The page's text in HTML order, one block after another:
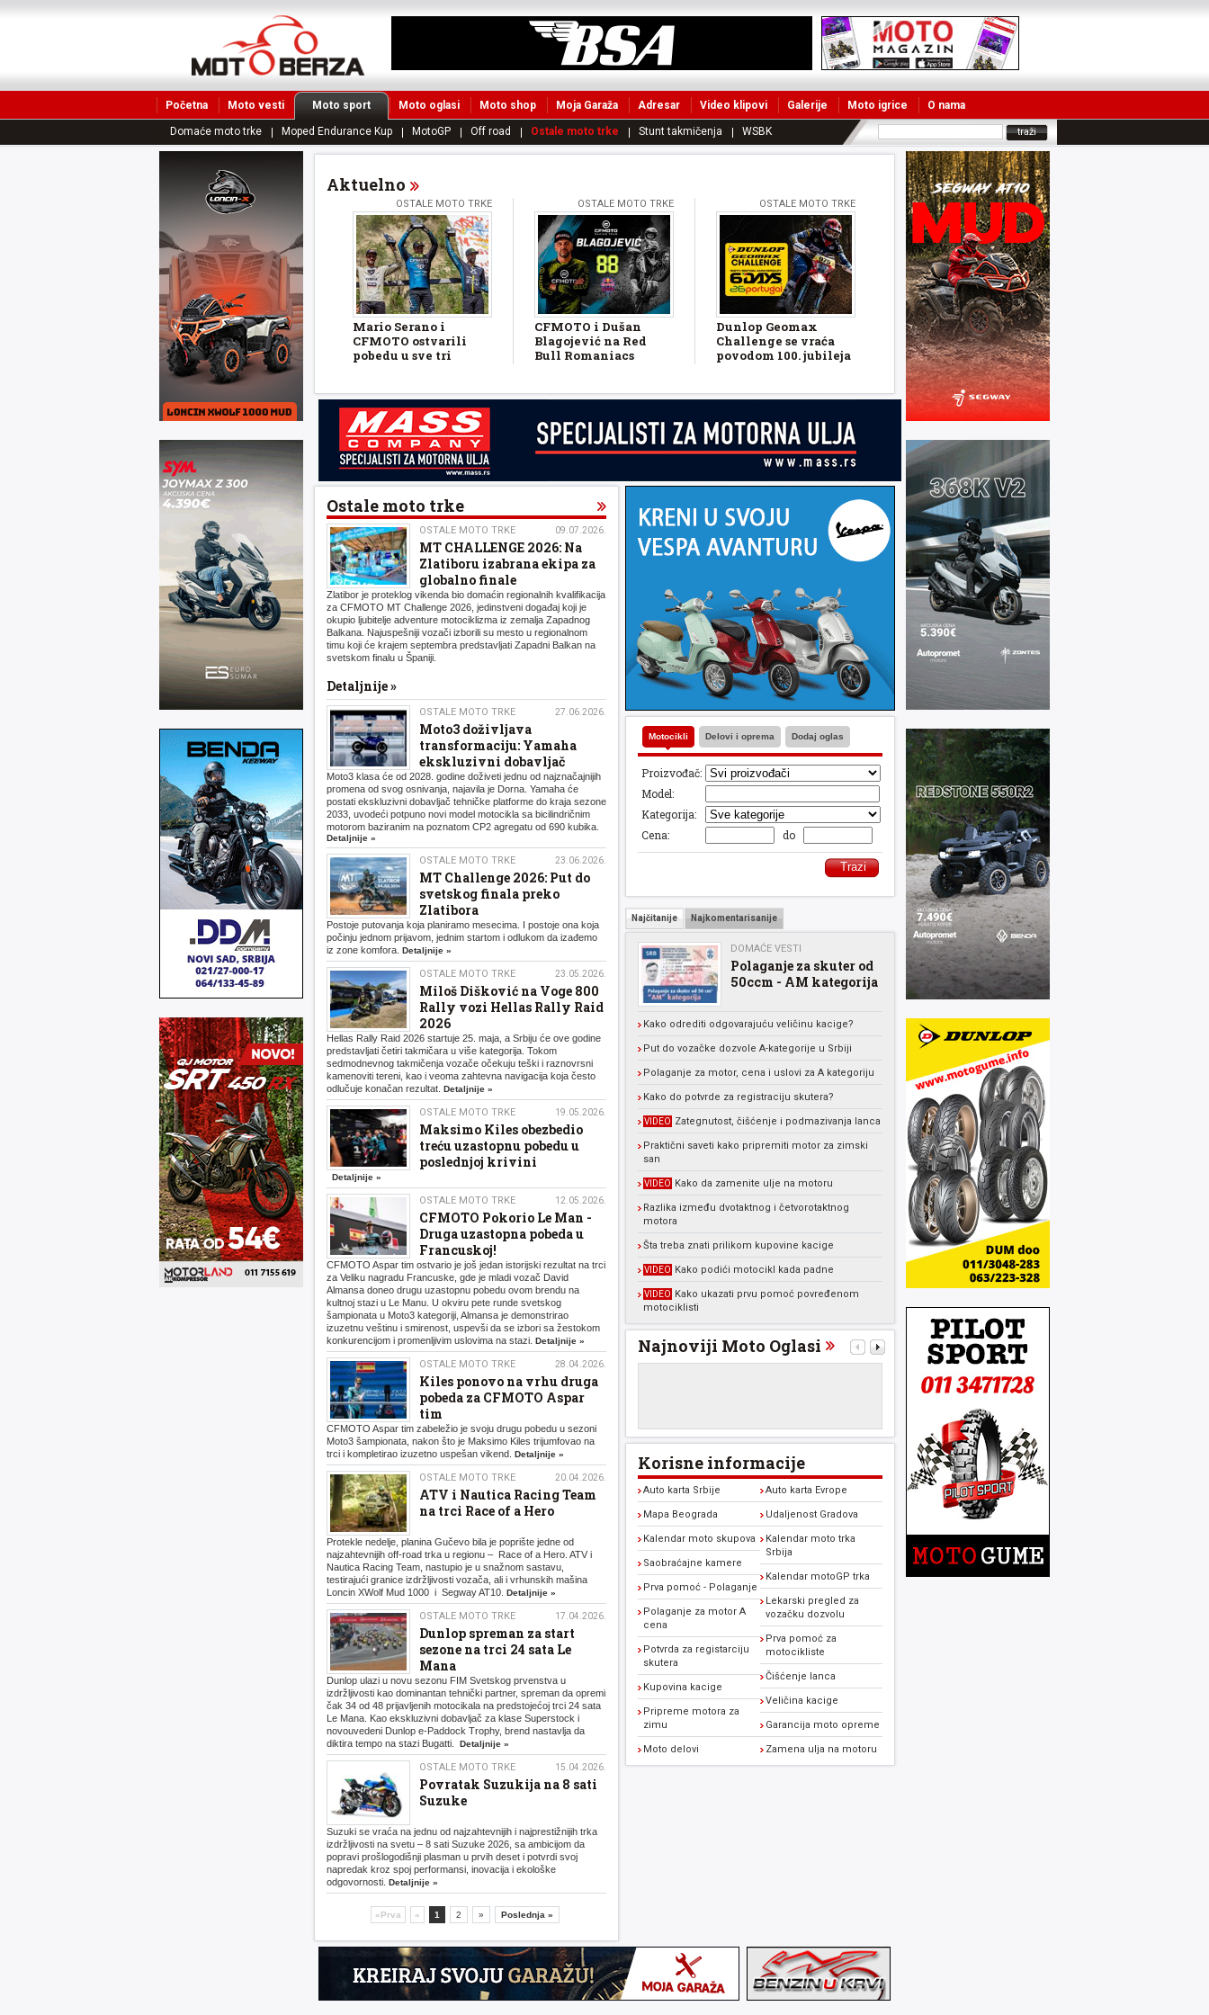
Početna Moto vesti Moto sport Moto oglasi Moto shop Moja Garaža Adresar Video klipovi Galerije Moto igrice O nama
Domaće moto trke Moped Endurance Kup MotoGP Off road Ostale moto trke Stunt takmičenja WSBK
Aktuelno
OSTALE MOTO TRKE
Mario Serano i
CFMOTO ostvarili
pobedu u sve tri
OSTALE MOTO TRKE
CFMOTO i Dušan
Blagojević na Red
Bull Romaniacs
OSTALE MOTO TRKE
Dunlop Geomax
Challenge se vraća
povodom 100. jubileja
Ostale moto trke
OSTALE MOTO TRKE 09.07.2026.
MT CHALLENGE 2026: Na
Zlatiboru izabrana ekipa za
globalno finale
Zlatibor je proteklog vikenda bio domaćin regionalnih kvalifikacija
za CFMOTO MT Challenge 2026, jedinstveni događaj koji je
okupio ljubitelje adventure motociklizma iz zemalja Zapadnog
Balkana. Najuspešniji vozači izborili su mesto u regionalnom
timu koji će krajem septembra predstavljati Zapadni Balkan na
svetskom finalu u Španiji.
Detaljnije »
OSTALE MOTO TRKE 27.06.2026.
Moto3 doživljava
transformaciju: Yamaha
ekskluzivni dobavljač
Moto3 klasa će od 2028. godine doživeti jednu od najznačajnijih
promena od svog osnivanja, najavila je Dorna. Yamaha će
postati ekskluzivni dobavljač tehničke platforme do kraja sezone
2033, uvodeći potpuno novi model motocikla sa bicilindričnim
motorom baziranim na poznatom CP2 agregatu od 690 kubika.
Detaljnije »
OSTALE MOTO TRKE 23.06.2026.
MT Challenge 2026: Put do
svetskog finala preko
Zlatibora
Postoje putovanja koja planiramo mesecima. I postoje ona koja
počinju jednom prijavom, jednim startom i odlukom da izađemo
iz zone komfora. Detaljnije »
OSTALE MOTO TRKE 23.05.2026.
Miloš Dišković na Voge 800
Rally vozi Hellas Rally Raid
2026
Hellas Rally Raid 2026 startuje 25. maja, a Srbiju će ove godine
predstavljati četiri takmičara u više kategorija. Tokom
sedmodnevnog takmičenja vozače očekuju teški i raznovrsni
kamenoviti tereni, kao i veoma zahtevna navigacija koja često
odlučuje konačan rezultat. Detaljnije »
OSTALE MOTO TRKE 19.05.2026.
Maksimo Kiles obezbedio
treću uzastopnu pobedu u
poslednjoj krivini
Detaljnije »
OSTALE MOTO TRKE 12.05.2026.
CFMOTO Pokorio Le Man -
Druga uzastopna pobeda u
Francuskoj!
CFMOTO Aspar tim ostvario je još jedan istorijski rezultat na trci
za Veliku nagradu Francuske, gde je mladi vozač David
Almansa doneo drugu uzastopnu pobedu ovom brendu na
kultnoj stazi u Le Manu. U okviru pete runde svetskog
šampionata u Moto3 kategoriji, Almansa je demonstrirao
izuzetnu veštinu i smirenost, uspevši da se izbori sa žestokom
konkurencijom i promenljivim uslovima na stazi. Detaljnije »
OSTALE MOTO TRKE 28.04.2026.
Kiles ponovo na vrhu druga
pobeda za CFMOTO Aspar
tim
CFMOTO Aspar tim zabeležio je svoju drugu pobedu u sezoni
Moto3 šampionata, nakon što je Maksimo Kiles trijumfovao na
trci i kompletirao izuzetno uspešan vikend. Detaljnije »
OSTALE MOTO TRKE 20.04.2026.
ATV i Nautica Racing Team
na trci Race of a Hero
Protekle nedelje, planina Gučevo bila je poprište jedne od
najzahtevnijih off-road trka u regionu – Race of a Hero. ATV i
Nautica Racing Team, nastupio je u snažnom sastavu,
testirajući granice izdržljivosti vozača, ali i vrhunskih mašina
Loncin XWolf Mud 1000 i Segway AT10. Detaljnije »
OSTALE MOTO TRKE 17.04.2026.
Dunlop spreman za start
sezone na trci 24 sata Le
Mana
Dunlop ulazi u novu sezonu FIM Svetskog prvenstva u
izdržljivosti kao dominantan tehnički partner, spreman da opremi
čak 34 od 48 prijavljenih motocikala na predstojećoj trci 24 sata
Le Mana. Kao ekskluzivni dobavljač za klase Superstock i
novouvedeni Dunlop e-Paddock Trophy, brend nastavlja da
diktira tempo na stazi Bugatti. Detaljnije »
OSTALE MOTO TRKE 15.04.2026.
Povratak Suzukija na 8 sati
Suzuke
Suzuki se vraća na jednu od najzahtevnijih i najprestižnijih trka
izdržljivosti na svetu – 8 sati Suzuke 2026, sa ambicijom da
popravi prošlogodišnji plasman u prvih deset i potvrdi svoj
napredak kroz spoj performansi, inovacija i ekološke
odgovornosti. Detaljnije »
«Prva « 1 2 » Poslednja »
Motocikli Delovi i oprema Dodaj oglas
Proizvođač:
Model:
Kategorija:
Cena:
do
Najčitanije Najkomentarisanije
DOMAĆE VESTI
Polaganje za skuter od
50ccm - AM kategorija
Kako odrediti odgovarajuću veličinu kacige?
Put do vozačke dozvole A-kategorije u Srbiji
Polaganje za motor, cena i uslovi za A kategoriju
Kako do potvrde za registraciju skutera?
VIDEO Zategnutost, čišćenje i podmazivanja lanca
Praktični saveti kako pripremiti motor za zimski
san
VIDEO Kako da zamenite ulje na motoru
Razlika između dvotaktnog i četvorotaktnog
motora
Šta treba znati prilikom kupovine kacige
VIDEO Kako podići motocikl kada padne
VIDEO Kako ukazati prvu pomoć povređenom
motociklisti
Najnoviji Moto Oglasi
Korisne informacije
Auto karta Srbije
Mapa Beograda
Kalendar moto skupova
Saobraćajne kamere
Prva pomoć - Polaganje
Polaganje za motor A
cena
Potvrda za registarciju
skutera
Kupovina kacige
Pripreme motora za
zimu
Moto delovi
Auto karta Evrope
Udaljenost Gradova
Kalendar moto trka
Srbija
Kalendar motoGP trka
Lekarski pregled za
vozačku dozvolu
Prva pomoć za
motocikliste
Čišćenje lanca
Veličina kacige
Garancija moto opreme
Zamena ulja na motoru